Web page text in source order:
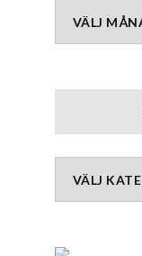
Arkiv
Kategorier